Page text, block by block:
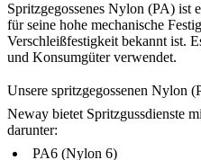
Spritzgegossenes Nylon (PA) ist
für seine hohe mechanische
Verschleißfestigkeit bekannt ist.
und Konsumgüter verwendet.
Unsere spritzgegossenen Nylon
Neway bietet Spritzgussdienste
darunter:
PA6 (Nylon 6)